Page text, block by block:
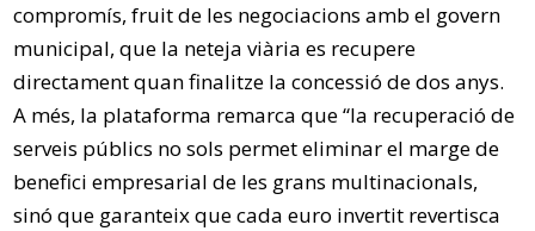
compromís, fruit de les negociacions amb el govern
municipal, que la neteja viària es recupere
directament quan finalitze la concessió de dos anys.
A més, la plataforma remarca que “la recuperació de
serveis públics no sols permet eliminar el marge de
benefici empresarial de les grans multinacionals,
sinó que garanteix que cada euro invertit revertisca